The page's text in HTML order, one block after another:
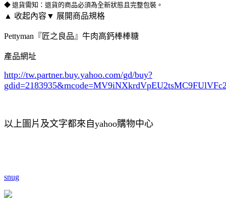
◆ 退貨需知：退貨的商品必須為全新狀態且完整包裝。
▲ 收起內容▼ 展開商品規格
Pettyman『匠之良品』牛肉高鈣棒棒糖
產品網址
http://tw.partner.buy.yahoo.com/gd/buy?
gdid=2183935
以上圖片及文字都來自yahoo購物中心
snug